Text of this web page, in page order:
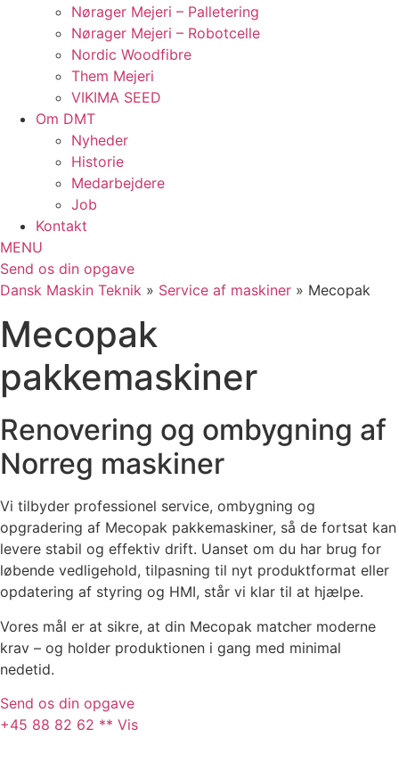
Nørager Mejeri – Palletering
Nørager Mejeri – Robotcelle
Nordic Woodfibre
Them Mejeri
VIKIMA SEED
Om DMT
Nyheder
Historie
Medarbejdere
Job
Kontakt
MENU
Send os din opgave
Dansk Maskin Teknik » Service af maskiner » Mecopak
Mecopak
pakkemaskiner
Renovering og ombygning af
Norreg maskiner
Vi tilbyder professionel service, ombygning og
opgradering af Mecopak pakkemaskiner, så de fortsat kan
levere stabil og effektiv drift. Uanset om du har brug for
løbende vedligehold, tilpasning til nyt produktformat eller
opdatering af styring og HMI, står vi klar til at hjælpe.
Vores mål er at sikre, at din Mecopak matcher moderne
krav – og holder produktionen i gang med minimal
nedetid.
Send os din opgave
+45 88 82 62 ** Vis